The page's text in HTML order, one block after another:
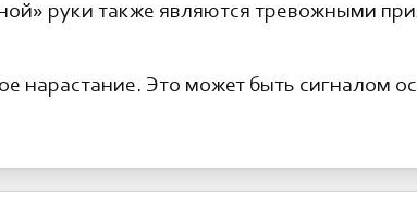
руки также являются тревожными
нарастание. Это может быть сигналом